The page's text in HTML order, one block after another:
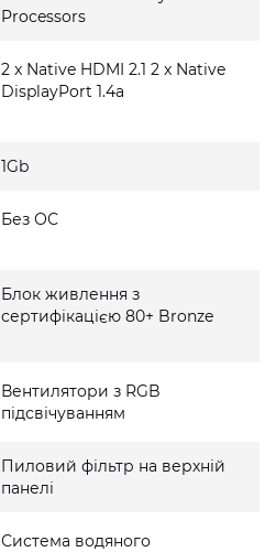
Processors
2 x Native HDMI 2.1 2 x Native
DisplayPort 1.4a
1Gb
Без ОС
Блок живлення з
сертифікацією 80+ Bronze
Вентилятори з RGB
підсвічуванням
Пиловий фільтр на верхній
панелі
Система водяного